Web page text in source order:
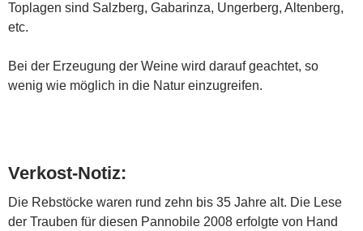
Toplagen sind Salzberg, Gabarinza, Ungerberg, Altenberg,
etc.
Bei der Erzeugung der Weine wird darauf geachtet, so
wenig wie möglich in die Natur einzugreifen.
Verkost-Notiz:
Die Rebstöcke waren rund zehn bis 35 Jahre alt. Die Lese
der Trauben für diesen Pannobile 2008 erfolgte von Hand